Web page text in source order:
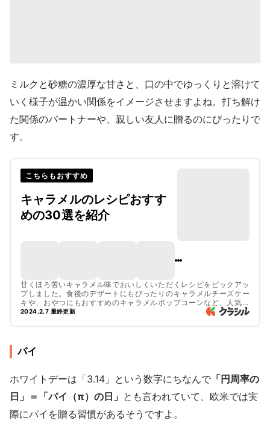
ミルクと砂糖の濃厚な甘さと、口の中でゆっくりと溶けて
いく様子が温かい関係をイメージさせますよね。打ち解け
た関係のパートナーや、親しい友人に贈るのにぴったりで
す。
こちらもおすすめ
キャラメルのレシピおすす
めの30選を紹介
甘くほろ苦いキャラメル味でおいしくいただくレシピをピックアッ
プしました。食後のデザートにもぴったりのキャラメルチーズケー
キや、おやつにもおすすめのキャラメルポップコーンなど、人気の
レシピをご紹介しています。市販のキャラメルソースを使って簡単
2024.2.7 最終更新
パイ
ホワイトデーは「3.14」という数字にちなんで 「円周率の
日」＝「パイ（π）の日」 とも言われていて、欧米では実
際にパイを贈る習慣があるそうですよ。